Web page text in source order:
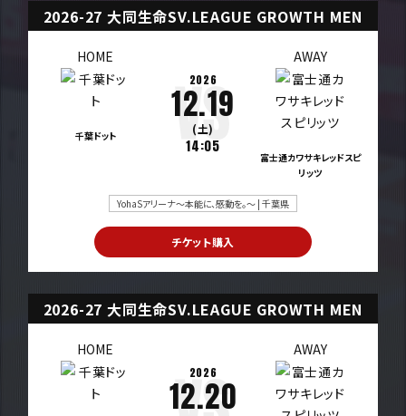
2026-27 大同生命SV.LEAGUE GROWTH MEN
HOME
千葉ドット
2026
12.19
(土)
14:05
AWAY
富士通カワサキレッドスピ
リッツ
YohaSアリーナ～本能に、感動を。～ | 千葉県
チケット購入
2026-27 大同生命SV.LEAGUE GROWTH MEN
HOME
2026
12.20
AWAY